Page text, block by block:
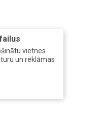
vietnes
un reklāmas